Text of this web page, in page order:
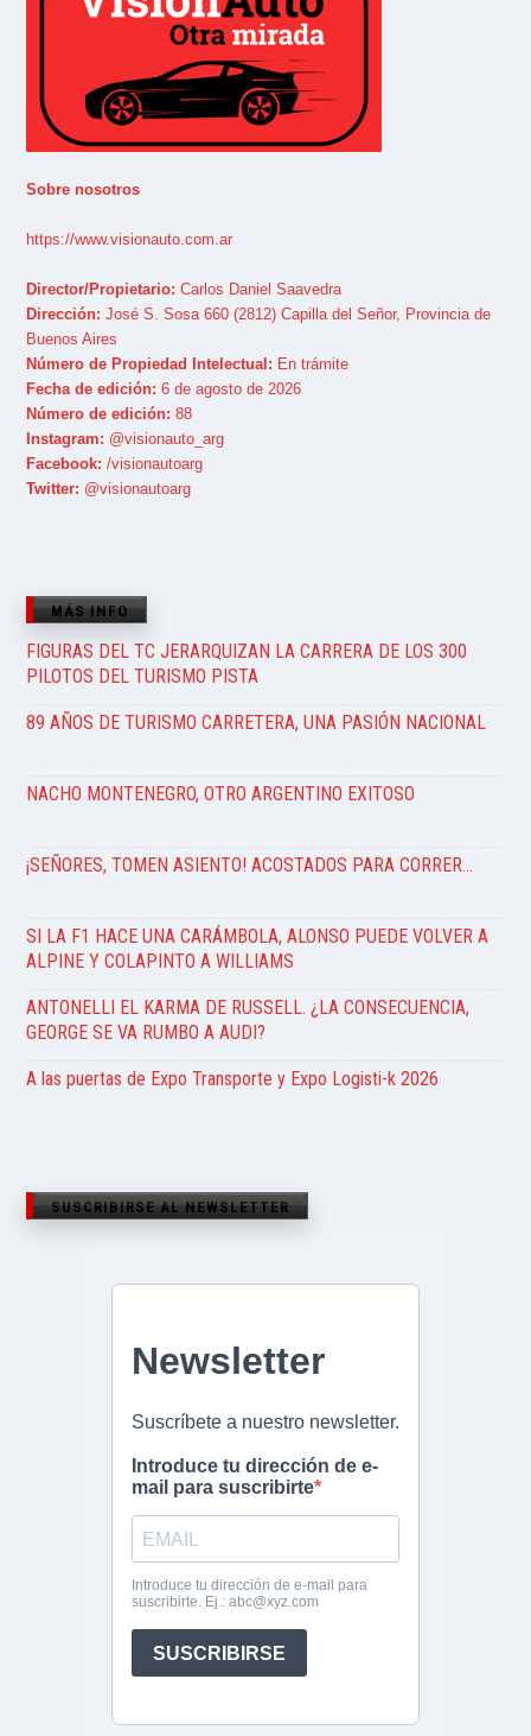
Sobre nosotros
https://www.visionauto.com.ar
Director/Propietario: Carlos Daniel Saavedra
Dirección: José S. Sosa 660 (2812) Capilla del Señor, Provincia de
Buenos Aires
Número de Propiedad Intelectual: En trámite
Fecha de edición: 6 de agosto de 2026
Número de edición: 88
Instagram: @visionauto_arg
Facebook: /visionautoarg
Twitter: @visionautoarg
MÁS INFO
FIGURAS DEL TC JERARQUIZAN LA CARRERA DE LOS 300
PILOTOS DEL TURISMO PISTA
89 AÑOS DE TURISMO CARRETERA, UNA PASIÓN NACIONAL
NACHO MONTENEGRO, OTRO ARGENTINO EXITOSO
¡SEÑORES, TOMEN ASIENTO! ACOSTADOS PARA CORRER…
SI LA F1 HACE UNA CARÁMBOLA, ALONSO PUEDE VOLVER A
ALPINE Y COLAPINTO A WILLIAMS
ANTONELLI EL KARMA DE RUSSELL. ¿LA CONSECUENCIA,
GEORGE SE VA RUMBO A AUDI?
A las puertas de Expo Transporte y Expo Logisti-k 2026
SUSCRIBIRSE AL NEWSLETTER